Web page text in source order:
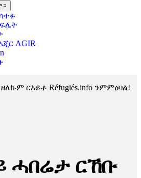
AGIR
ርእይቶ Réfugiés.info ንምምዕባል!
ሓበሬታ ርኸቡ